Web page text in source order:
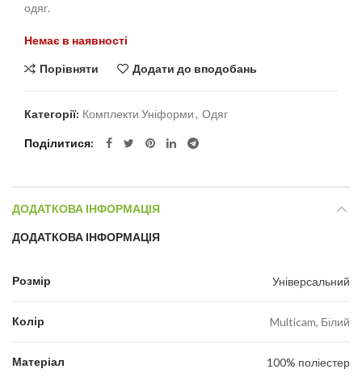
одяг.
Немає в наявності
Порівняти Додати до вподобань
Категорії: Комплекти Уніформи, Одяг
Поділитися
ДОДАТКОВА ІНФОРМАЦІЯ
ДОДАТКОВА ІНФОРМАЦІЯ
Розмір Універсальний
Колір Multicam, Білий
Матеріал 100% поліестер